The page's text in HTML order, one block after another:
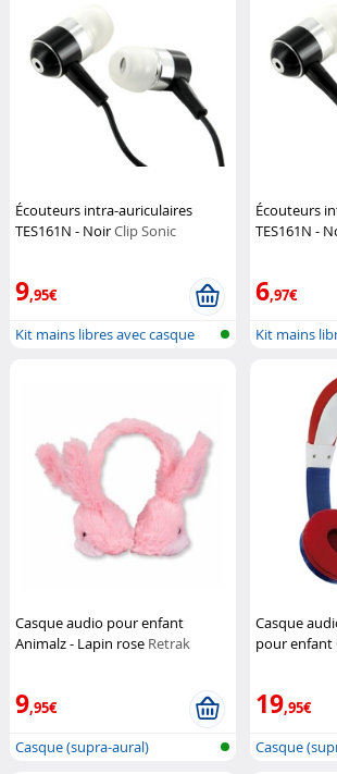
Écouteurs intra-auriculaires
TES161N - NoirClip Sonic
9,95€
Kit mains libres avec casque
Écouteurs
TES161N -
6,97€
Kit mains
Casque audio pour enfant
Animalz - Lapin rose Retrak
9,95€
Casque (supra-aural)
Casque
pour enfant
19,95€
Casque